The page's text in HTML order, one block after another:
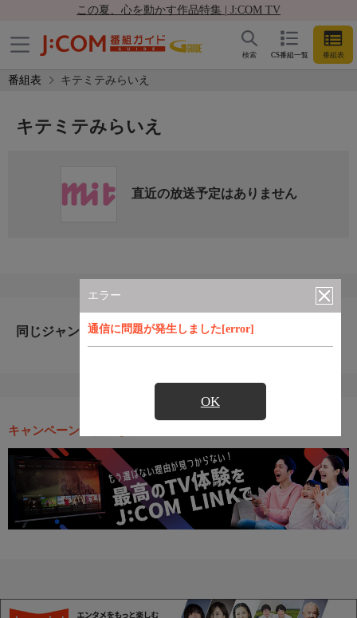
この夏、心を動かす作品特集 | J:COM TV
CS番組一覧 番組表
検索
番組表 キテミテみらいえ
エラー
通信に問題が発生しました[error]
OK
キテミテみらいえ
直近の放送予定はありません
同じジャンルのおすすめ番組
キャンペーン・お得な情報